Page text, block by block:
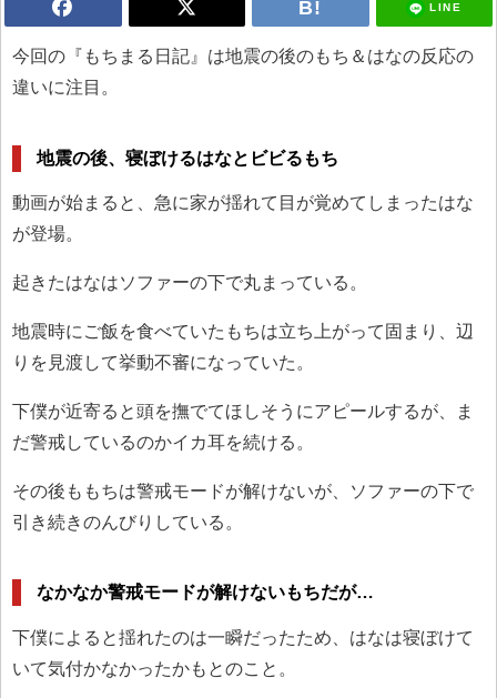
LINE
今回の『もちまる日記』は地震の後のもち＆はなの反応の
違いに注目。
地震の後、寝ぼけるはなとビビるもち
動画が始まると、急に家が揺れて目が覚めてしまったはな
が登場。
起きたはなはソファーの下で丸まっている。
地震時にご飯を食べていたもちは立ち上がって固まり、辺
りを見渡して挙動不審になっていた。
下僕が近寄ると頭を撫でてほしそうにアピールするが、ま
だ警戒しているのかイカ耳を続ける。
その後ももちは警戒モードが解けないが、ソファーの下で
引き続きのんびりしている。
なかなか警戒モードが解けないもちだが…
下僕によると揺れたのは一瞬だったため、はなは寝ぼけて
いて気付かなかったかもとのこと。